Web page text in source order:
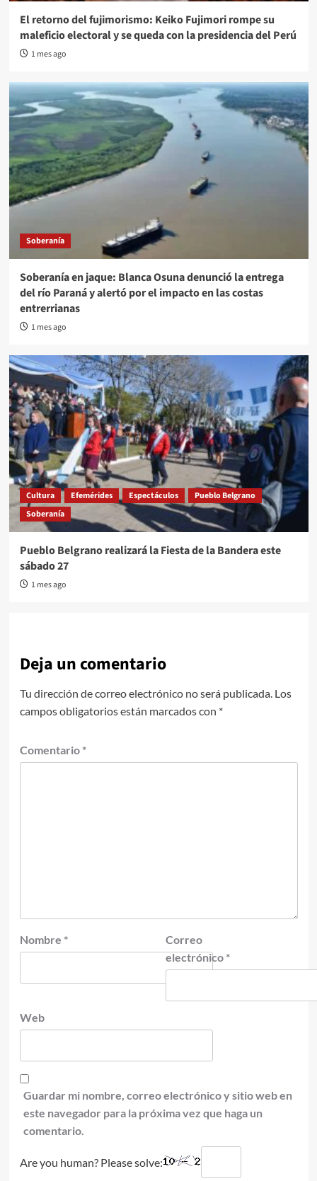
El retorno del fujimorismo: Keiko Fujimori rompe su
maleficio electoral y se queda con la presidencia del Perú
1 mes ago
Soberanía
Soberanía en jaque: Blanca Osuna denunció la entrega
del río Paraná y alertó por el impacto en las costas
entrerrianas
1 mes ago
Cultura Efemérides Espectáculos
Pueblo Belgrano
Soberanía
Pueblo Belgrano realizará la Fiesta de la Bandera este
sábado 27
1 mes ago
Deja un comentario
Tu dirección de correo electrónico no será publicada. Los
campos obligatorios están marcados con *
Comentario *
Nombre *
Correo
electrónico *
Web
Guardar mi nombre, correo electrónico y sitio web en
este navegador para la próxima vez que haga un
comentario.
Are you human? Please solve: